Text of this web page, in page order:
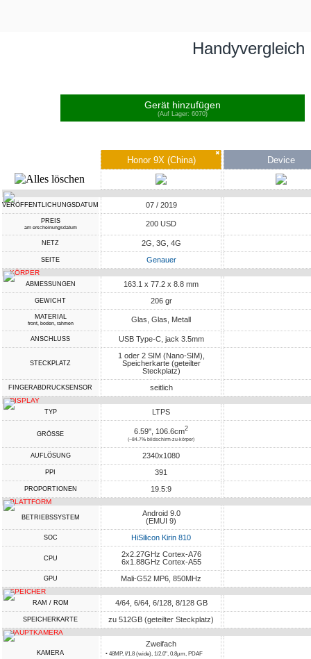
Handyvergleich
Gerät hinzufügen
(Auf Lager: 6070)
✖
Honor 9X (China) Device
VERÖFFENTLICHUNGSDATUM 07 / 2019
PREIS
am erscheinungsdatum 200 USD
NETZ 2G, 3G, 4G
SEITE Genauer
KÖRPER
ABMESSUNGEN 163.1 x 77.2 x 8.8 mm
GEWICHT 206 gr
MATERIAL
front, boden, rahmen Glas, Glas, Metall
ANSCHLUSS USB Type-C, jack 3.5mm
STECKPLATZ
1 oder 2 SIM (Nano-SIM),
Speicherkarte (geteilter
Steckplatz)
FINGERABDRUCKSENSOR seitlich
DISPLAY
TYP LTPS
GRÖSSE 6.59", 106.6cm2
(~84.7% bildschirm-zu-körper)
AUFLÖSUNG 2340x1080
PPI 391
PROPORTIONEN 19.5:9
PLATTFORM
BETRIEBSSYSTEM
Android 9.0
(EMUI 9)
SOC HiSilicon Kirin 810
CPU
2x2.27GHz Cortex-A76
6x1.88GHz Cortex-A55
GPU Mali-G52 MP6, 850MHz
SPEICHER
RAM / ROM 4/64, 6/64, 6/128, 8/128 GB
SPEICHERKARTE zu 512GB (geteilter Steckplatz)
HAUPTKAMERA
KAMERA
Zweifach
• 48MP, f/1.8 (wide), 1/2.0", 0.8µm, PDAF